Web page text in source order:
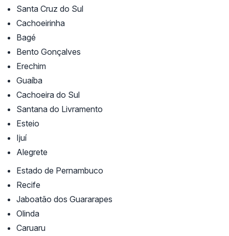
Santa Cruz do Sul
Cachoeirinha
Bagé
Bento Gonçalves
Erechim
Guaíba
Cachoeira do Sul
Santana do Livramento
Esteio
Ijuí
Alegrete
Estado de Pernambuco
Recife
Jaboatão dos Guararapes
Olinda
Caruaru